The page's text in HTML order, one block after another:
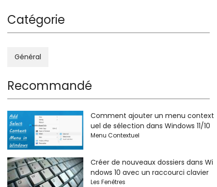
Catégorie
Général
Recommandé
Comment ajouter un menu context
uel de sélection dans Windows 11/10
Menu Contextuel
Créer de nouveaux dossiers dans Wi
ndows 10 avec un raccourci clavier
Les Fenêtres